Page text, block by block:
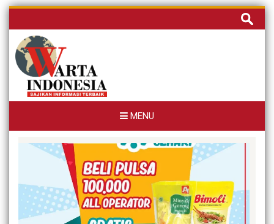
Skip
content
Cari
untuk:
MENU